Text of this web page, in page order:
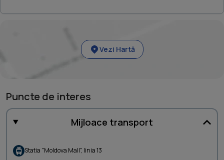
Vezi Hartă
Puncte de interes
Mijloace transport
Statia "Moldova Mall", linia 13